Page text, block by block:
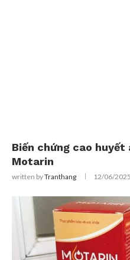
Biến chứng cao huyết
Motarin
written byTranthang 12/06/2025